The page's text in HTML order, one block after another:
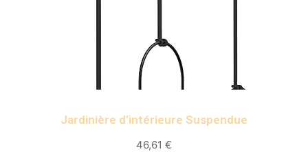
Jardinière d’intérieure Suspendue
46,61 €